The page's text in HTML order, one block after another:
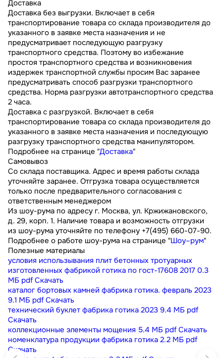
Доставка
Доставка без выгрузки. Включает в себя
транспортирование товара со склада производителя до
указанного в заявке места назначения и не
предусматривает последующую разгрузку
транспортного средства. Поэтому во избежание
простоя транспортного средства и возникновения
издержек транспортной службы просим Вас заранее
предусматривать способ разгрузки транспортного
средства. Норма разгрузки автотранспортного средства
2 часа.
Доставка с разгрузкой. Включает в себя
транспортирование товара со склада производителя до
указанного в заявке места назначения и последующую
разгрузку транспортного средства манипулятором.
Подробнее на странице "Доставка"
Самовывоз
Со склада поставщика. Адрес и время работы склада
уточняйте заранее. Отгрузка товара осуществляется
только после предварительного согласования с
ответственным менеджером
Из шоу-рума по адресу г. Москва, ул. Кржижановского,
д. 29, корп. 1. Наличие товара и возможность отгрузки
из шоу-рума уточняйте по телефону +7(495) 660-07-90.
Подробнее о работе шоу-рума на странице "Шоу–рум"
Полезные материалы
условия использывания плит бетонных тротуарных
изготовленных фабрикой готика по гост-17608 2017 0.3
МБ pdf Скачать
каталог бортовых камней фабрика готика. февраль 2023
9.1 МБ pdf Скачать
технический буклет фабрика готика 2023 9.4 МБ pdf
Скачать
коллекционные элементы мощения 5.4 МБ pdf Скачать
номенклатура продукции фабрика готика 2.2 МБ pdf
Скачать